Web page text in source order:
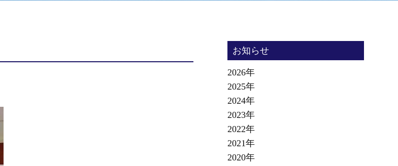
お知らせ
2026年
2025年
2024年
2023年
2022年
2021年
2020年